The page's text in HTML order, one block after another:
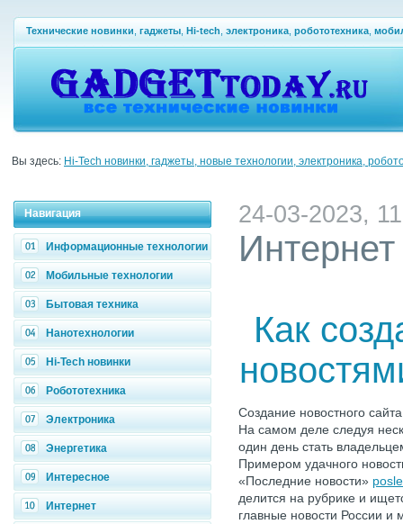
Технические новинки гаджеты Hi-tech электроника робототехника
Вы здесь: Hi-Tech новинки, гаджеты, новые технологии, электроника,
Навигация
Информационные технологии
Мобильные технологии
Бытовая техника
Нанотехнологии
Hi-Tech новинки
Робототехника
Электроника
Энергетика
Интересное
Интернет
24-03-2023,
Интернет
Как
Создание новостного
На самом деле следуя
один день стать
Примером удачного
«Последние новости»
делится на рубрике и
главные новости России и